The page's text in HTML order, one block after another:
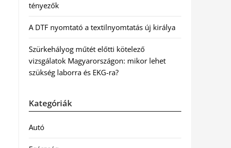
tényezők
A DTF nyomtató a textilnyomtatás új királya
Szürkehályog műtét előtti kötelező
vizsgálatok Magyarországon: mikor lehet
szükség laborra és EKG-ra?
Kategóriák
Autó